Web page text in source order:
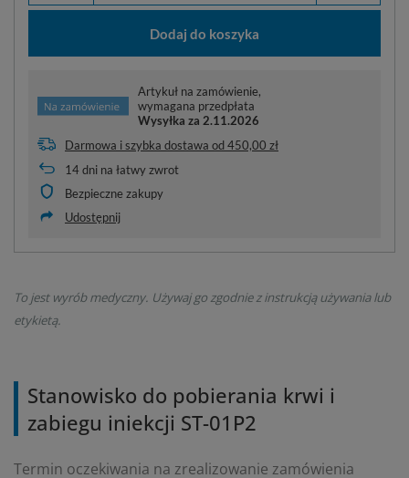
Dodaj do koszyka
Artykuł na zamówienie,
wymagana przedpłata
Wysyłka za 2.11.2026
Darmowa i szybka dostawa od450,00 zł
14dni na łatwy zwrot
Bezpieczne zakupy
Udostępnij
To jest wyrób medyczny. Używaj go zgodnie z instrukcją używania lub
etykietą.
Stanowisko do pobierania krwi i
zabiegu iniekcji ST-01P2
Termin oczekiwania na zrealizowanie zamówienia